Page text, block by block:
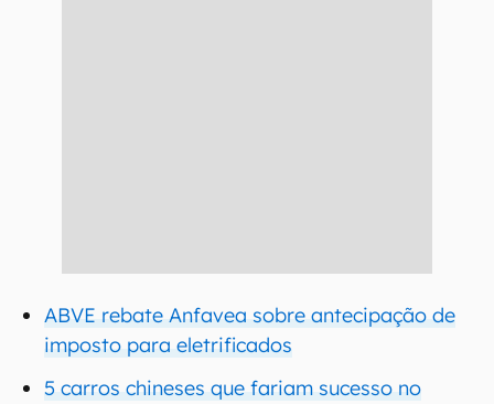
ABVE rebate Anfavea sobre antecipação de
imposto para eletrificados
5 carros chineses que fariam sucesso no